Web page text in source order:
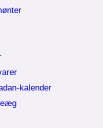
kalender